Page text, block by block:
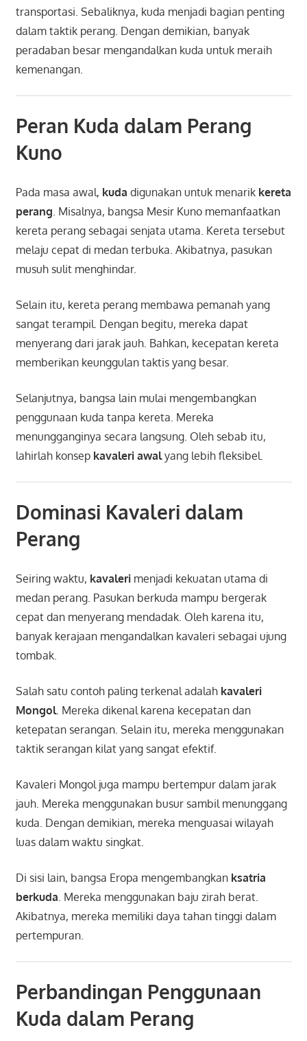
transportasi. Sebaliknya, kuda menjadi bagian penting
dalam taktik perang. Dengan demikian, banyak
peradaban besar mengandalkan kuda untuk meraih
kemenangan.
Peran Kuda dalam Perang
Kuno
Pada masa awal, kuda digunakan untuk menarik kereta
perang . Misalnya, bangsa Mesir Kuno memanfaatkan
kereta perang sebagai senjata utama. Kereta tersebut
melaju cepat di medan terbuka. Akibatnya, pasukan
musuh sulit menghindar.
Selain itu, kereta perang membawa pemanah yang
sangat terampil. Dengan begitu, mereka dapat
menyerang dari jarak jauh. Bahkan, kecepatan kereta
memberikan keunggulan taktis yang besar.
Selanjutnya, bangsa lain mulai mengembangkan
penggunaan kuda tanpa kereta. Mereka
menungganginya secara langsung. Oleh sebab itu,
lahirlah konsep kavaleri awalyang lebih fleksibel.
Dominasi Kavaleri dalam
Perang
Seiring waktu, kavalerimenjadi kekuatan utama di
medan perang. Pasukan berkuda mampu bergerak
cepat dan menyerang mendadak. Oleh karena itu,
banyak kerajaan mengandalkan kavaleri sebagai ujung
tombak.
Salah satu contoh paling terkenal adalah kavaleri
Mongol. Mereka dikenal karena kecepatan dan
ketepatan serangan. Selain itu, mereka menggunakan
taktik serangan kilat yang sangat efektif.
Kavaleri Mongol juga mampu bertempur dalam jarak
jauh. Mereka menggunakan busur sambil menunggang
kuda. Dengan demikian, mereka menguasai wilayah
luas dalam waktu singkat.
Di sisi lain, bangsa Eropa mengembangkan ksatria
berkuda . Mereka menggunakan baju zirah berat.
Akibatnya, mereka memiliki daya tahan tinggi dalam
pertempuran.
Perbandingan Penggunaan
Kuda dalam Perang